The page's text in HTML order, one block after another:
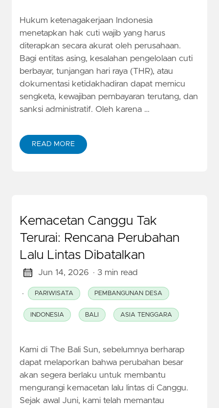
Hukum ketenagakerjaan Indonesia
menetapkan hak cuti wajib yang harus
diterapkan secara akurat oleh perusahaan.
Bagi entitas asing, kesalahan pengelolaan cuti
berbayar, tunjangan hari raya (THR), atau
dokumentasi ketidakhadiran dapat memicu
sengketa, kewajiban pembayaran terutang, dan
sanksi administratif. Oleh karena …
READ MORE
Kemacetan Canggu Tak
Terurai: Rencana Perubahan
Lalu Lintas Dibatalkan
Jun 14, 2026 · 3 min read
· PARIWISATA PEMBANGUNAN DESA
INDONESIA BALI ASIA TENGGARA
Kami di The Bali Sun, sebelumnya berharap
dapat melaporkan bahwa perubahan besar
akan segera berlaku untuk membantu
mengurangi kemacetan lalu lintas di Canggu.
Sejak awal Juni, kami telah memantau